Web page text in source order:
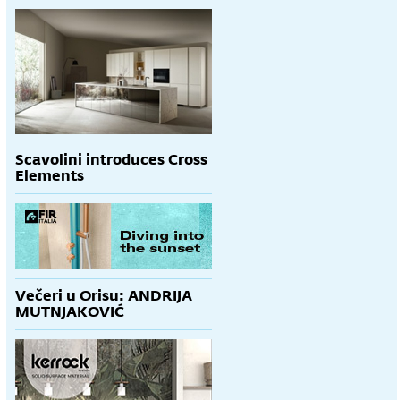
Scavolini introduces Cross
Elements
Večeri u Orisu: ANDRIJA
MUTNJAKOVIĆ